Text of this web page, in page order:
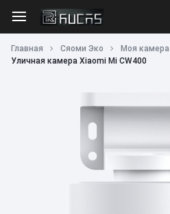
Главная Сяоми Эко
Моя камера
Уличная камера Xiaomi Mi CW400